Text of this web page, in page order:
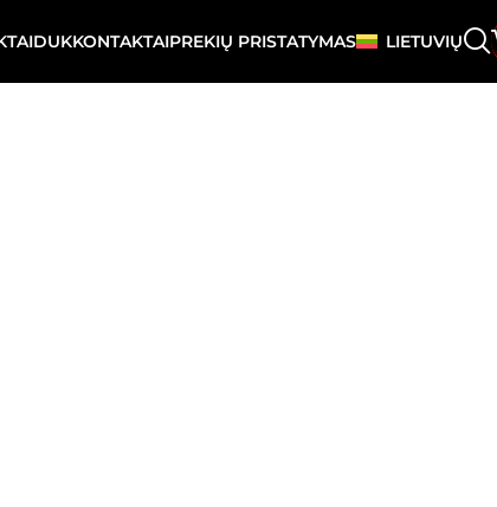
DUKKONTAKTAIPREKIŲ PRISTATYMAS LIETUVIŲ